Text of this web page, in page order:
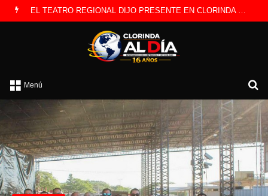
EL TEATRO REGIONAL DIJO PRESENTE EN CLORINDA CON DOS OBRAS
Menú